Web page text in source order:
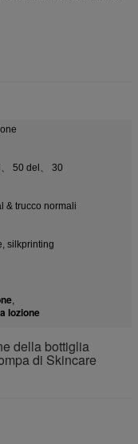
50 del、 30
& trucco normali
silkprinting
,
lozione
della bottiglia
di Skincare